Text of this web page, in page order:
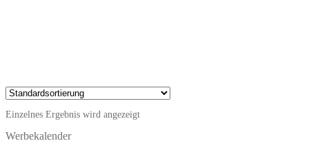
Einzelnes Ergebnis wird angezeigt
Werbekalender